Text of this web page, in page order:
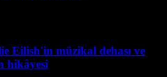
Eilish'in müzikal dehası ve
hikâyesi